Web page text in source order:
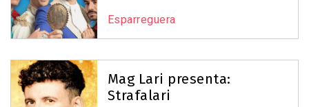
Esparreguera
Mag Lari presenta:
Strafalari